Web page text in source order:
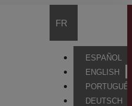
FR
ESPAÑOL
ENGLISH
DEUTSCH